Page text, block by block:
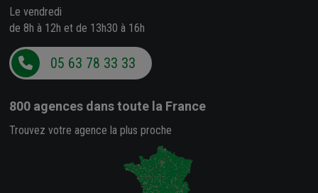
Le vendredi
de 8h à 12h et de 13h30 à 16h
05 63 78 33 33
800 agences dans toute la France
Trouvez votre agence la plus proche